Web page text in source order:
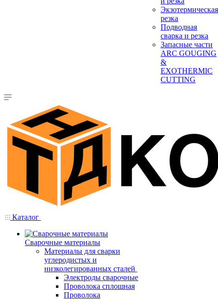
Экзотермическая
резка
Подводная
сварка и резка
Запасные части
ARC GOUGING
&
EXOTHERMIC
CUTTING
Каталог
Сварочные материалы
Материалы для сварки
углеродистых и
низколегированных сталей
Электроды сварочные
Проволока сплошная
Проволока